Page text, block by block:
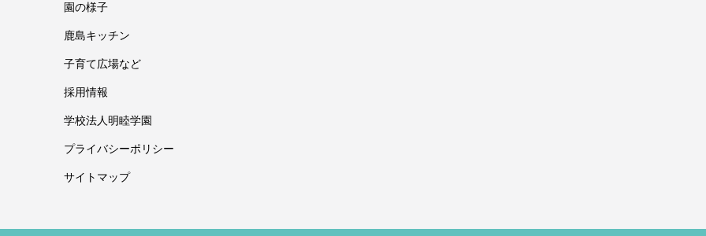
園の様子
鹿島キッチン
子育て広場など
採用情報
学校法人明睦学園
プライバシーポリシー
サイトマップ